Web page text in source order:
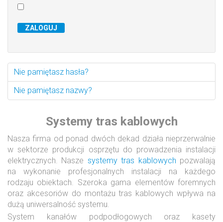
ZALOGUJ
Nie pamiętasz hasła?
Nie pamiętasz nazwy?
Systemy tras kablowych
Nasza firma od ponad dwóch dekad działa nieprzerwalnie
w sektorze produkcji osprzętu do prowadzenia instalacji
elektrycznych. Nasze systemy tras kablowych pozwalają
na wykonanie profesjonalnych instalacji na każdego
rodzaju obiektach. Szeroka gama elementów foremnych
oraz akcesoriów do montażu tras kablowych wpływa na
dużą uniwersalność systemu.
System kanałów podpodłogowych oraz kasety